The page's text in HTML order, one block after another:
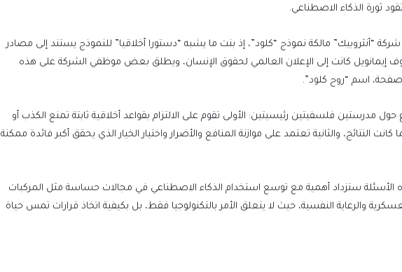
ثورة الذكاء الاصطناعي.
“أنثروبيك” مالكة نموذج “كلود”، إذ بنت ما يشبه “دستورا أخلاقيا” للنموذج يستند إلى مصادر
إيمانويل كانت إلى الإعلان العالمي لحقوق الإنسان، ويطلق بعض موظفي الشركة على هذه
حول مدرستين فلسفيتين رئيسيتين: الأولى تقوم على الالتزام بقواعد أخلاقية ثابتة تمنع الكذب أو
النتائج، والثانية تعتمد على موازنة المنافع والأضرار واختيار الخيار الذي يحقق أكبر فائدة ممكنة
الأسئلة ستزداد أهمية مع توسع استخدام الذكاء الاصطناعي في مجالات حساسة مثل المركبات
والرعاية النفسية، حيث لا يتعلق الأمر بالتكنولوجيا فقط، بل بكيفية اتخاذ قرارات تمس حياة